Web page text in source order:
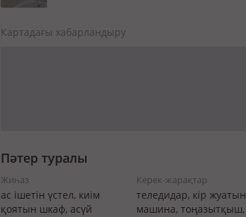
Картадағы хабарландыру
Пәтер туралы
Жиһаз
ас ішетін үстел, киім
қоятын шкаф, асүй
Керек-жарақтар
теледидар, кір жуатын
машина, тоңазытқыш,